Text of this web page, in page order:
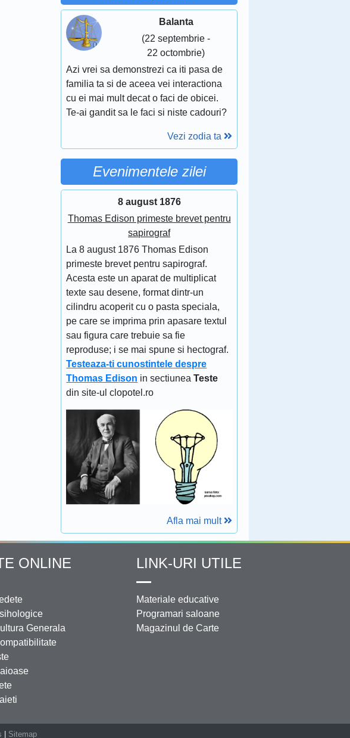
Balanta
(22 septembrie -
22 octombrie)
Azi vrei sa demonstrezi ca iti pasa de
familia ta si de aceea vei interactiona
cu ei mai mult decat o faci de obicei.
Te-ai gandit sa le faci si niste cadouri?
Vezi zodia ta
Evenimentele zilei
8 august 1876
Thomas Edison primeste brevet pentru
sapirograf
La 8 august 1876 Thomas Edison
primeste brevet pentru sapirograf.
Acesta este un aparat de multiplicat
texte sau desene, format dintr-un
cilindru acoperit cu o pasta speciala,
pe care se imprima prin apasare textul
sau figura care trebuie sa fie
reproduse; i se mai spune si hectograf.
Testeaza-ti cunostintele despre
Thomas Edison in sectiuneaTeste
din site-ul clopotel.ro
Afla mai mult
ONLINE
Generala
LINK-URI UTILE
Materiale educative
Programari saloane
Magazinul de Carte
Sitemap